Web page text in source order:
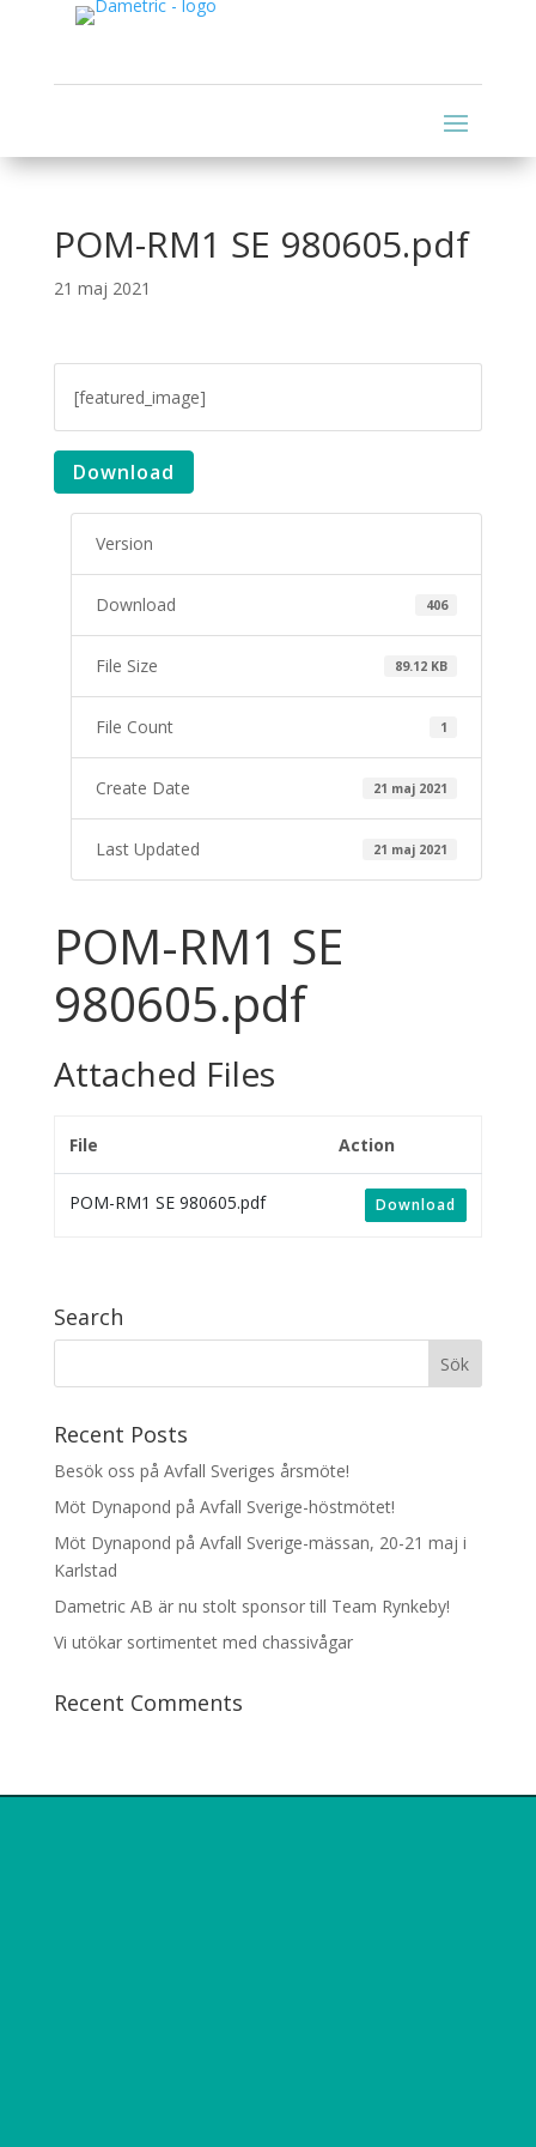
POM-RM1 SE 980605.pdf
21 maj 2021
[featured_image]
Download
Version
Download 406
File Size 89.12 KB
File Count 1
Create Date 21 maj 2021
Last Updated 21 maj 2021
POM-RM1 SE
980605.pdf
Attached Files
File Action
POM-RM1 SE 980605.pdf Download
Search
Recent Posts
Besök oss på Avfall Sveriges årsmöte!
Möt Dynapond på Avfall Sverige-höstmötet!
Möt Dynapond på Avfall Sverige-mässan, 20-21 maj i
Karlstad
Dametric AB är nu stolt sponsor till Team Rynkeby!
Vi utökar sortimentet med chassivågar
Recent Comments